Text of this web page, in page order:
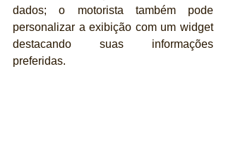
dados; o motorista também pode
personalizar a exibição com um widget
destacando suas informações
preferidas.